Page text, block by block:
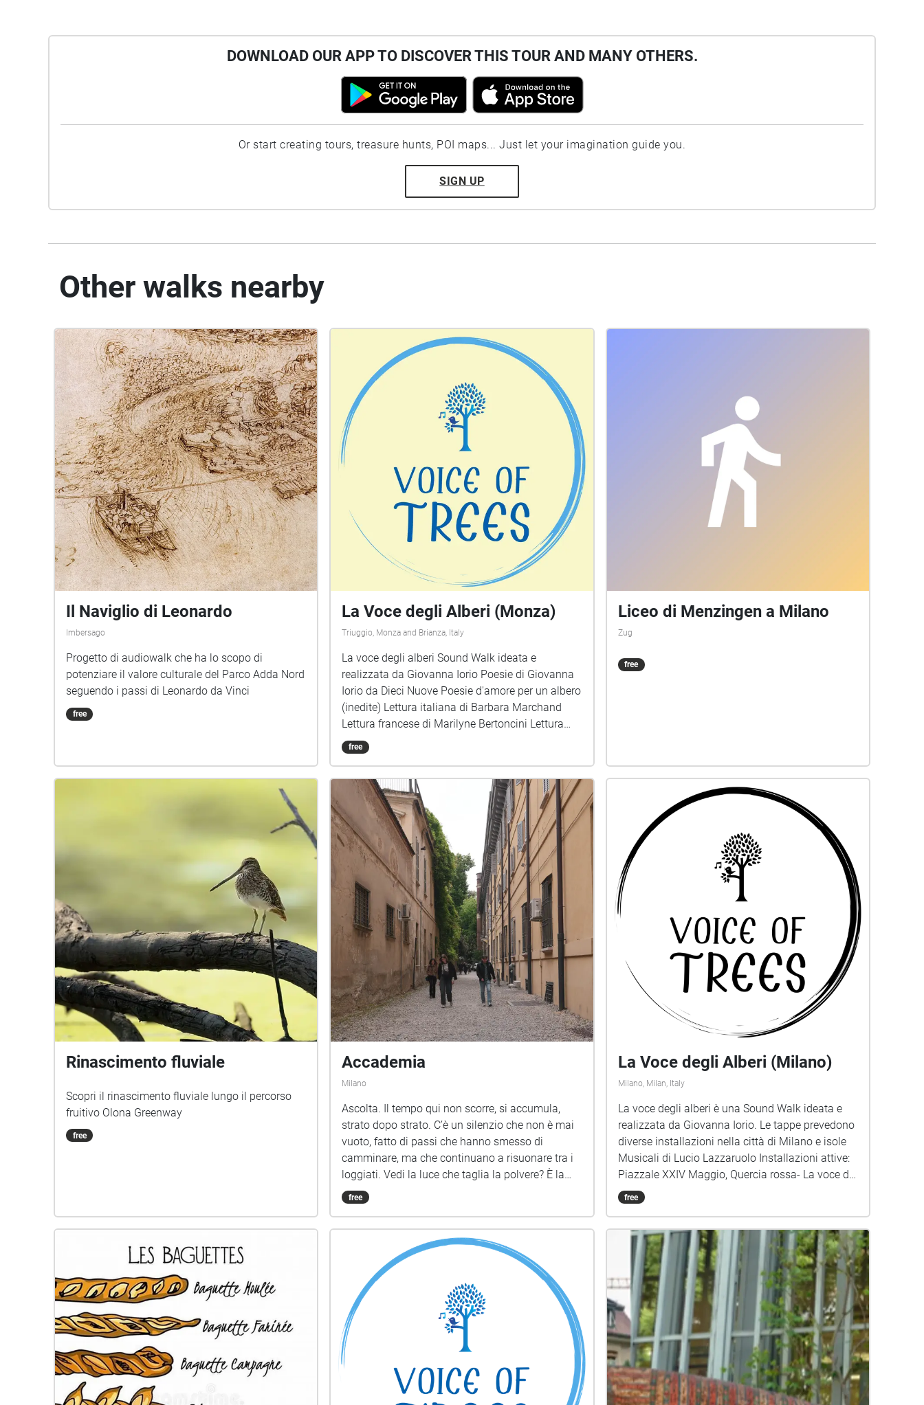
DOWNLOAD OUR APP TO DISCOVER THIS TOUR AND MANY OTHERS.
Or start creating tours, treasure hunts, POI maps... Just let your imagination guide you.
SIGN UP
Other walks nearby
Il Naviglio di Leonardo
Imbersago
Progetto di audiowalk che ha lo scopo di
potenziare il valore culturale del Parco Adda Nord
seguendo i passi di Leonardo da Vinci
free
La Voce degli Alberi (Monza)
Triuggio, Monza and Brianza, Italy
La voce degli alberi Sound Walk ideata e
realizzata da Giovanna Iorio Poesie di Giovanna
Iorio da Dieci Nuove Poesie d'amore per un albero
(inedite) Lettura italiana di Barbara Marchand
Lettura francese di Marilyne Bertoncini Lettura
inglese di Charlotte Chadwick-Jones Musica e
montaggio di Lucio Lazzaruolo (Notturno
Portraits di Giovanna Iorio
free
Liceo di Menzingen a Milano
Zug
free
Rinascimento fluviale
Scopri il rinascimento fluviale lungo il percorso
fruitivo Olona Greenway
free
Accademia
Milano
Ascolta. Il tempo qui non scorre, si accumula,
strato dopo strato. C’è un silenzio che non è mai
vuoto, fatto di passi che hanno smesso di
camminare, ma che continuano a risuonare tra i
loggiati. Vedi la luce che taglia la polvere? È la
stessa luce che ieri, un secolo fa, accarezzava la
tela di qualcun altro. I muri respirano il pigmento,
sospiro di delusione. C’è una memoria
nell’intonaco, un’eco di sguardi che hanno
cercato la bellezza nel buio. Non cercare una
forma definita. Lasciati abitare dallo spazio.
Siamo frammenti di un’opera d’arte perennemente
incompiuta. Ascolta il vuoto. Sfiora l'ombra. Cosa
resta, quando tutti se ne vanno, se non il battito
invisibile di questo luogo?
free
La Voce degli Alberi (Milano)
Milano, Milan, Italy
La voce degli alberi è una Sound Walk ideata e
realizzata da Giovanna Iorio. Le tappe prevedono
diverse installazioni nella città di Milano e isole
Musicali di Lucio Lazzaruolo Installazioni attive:
Piazzale XXIV Maggio, Quercia rossa- La voce di
Alda Merini per l'albero più vecchio di Milano
Giardini di Via Palestro: La Voce delle Donne a
musicali di Notturno Concertante Con le voci di:
Alda Merini Amelia Rosselli Maria Pia Quintavalla
Anna Maria Gallo Dacia Maraini Viviane
Lamarque Frida Khalo Virginia Woolf Giovanna
Iorio Ada Crippa Agnese Coppola Rossana
Bacchella Claudia Cangemi Izabella Teresa
Kostka Laura Barone Lucia Audia Antonetta
Carrabs Margherita Bonfilio Maria Muriero Anna
Maria Lombardi e una intervista a Sime De
Beauvoir del 1967 Giardino della Villa Belgiojoso
free